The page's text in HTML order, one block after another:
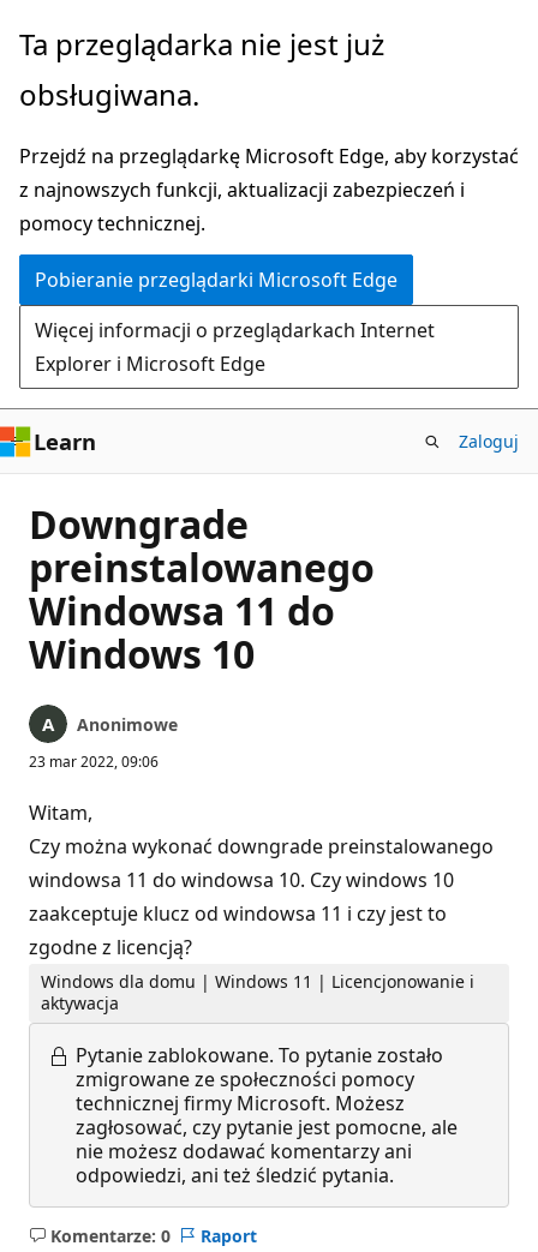
Przejdź
głównej
Ta przeglądarka nie jest już
obsługiwana.
Przejdź na przeglądarkę Microsoft Edge, aby korzystać
z najnowszych funkcji, aktualizacji zabezpieczeń i
pomocy technicznej.
Pobieranie przeglądarki Microsoft Edge
Więcej informacji o przeglądarkach Internet
Explorer i Microsoft Edge
Learn Zaloguj
Downgrade
preinstalowanego
Windowsa 11 do
Windows 10
Anonimowe
23 mar 2022, 09:06
Witam,
Czy można wykonać downgrade preinstalowanego
windowsa 11 do windowsa 10. Czy windows 10
zaakceptuje klucz od windowsa 11 i czy jest to
zgodne z licencją?
Windows dla domu | Windows 11 | Licencjonowanie i
aktywacja
Pytanie zablokowane. To pytanie zostało
zmigrowane ze społeczności pomocy
technicznej firmy Microsoft. Możesz
zagłosować, czy pytanie jest pomocne, ale
nie możesz dodawać komentarzy ani
odpowiedzi, ani też śledzić pytania.
Komentarze: 0
Brak
Raport